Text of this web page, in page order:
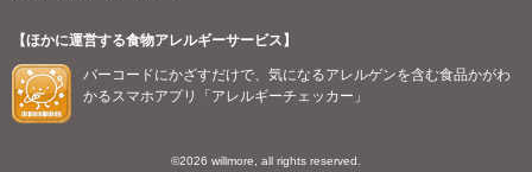
©2026 willmore, all rights reserved.
【ほかに運営する食物アレルギーサービス】
バーコードにかざすだけで、気になるアレルゲンを含む食品かがわ
かるスマホアプリ「アレルギーチェッカー」